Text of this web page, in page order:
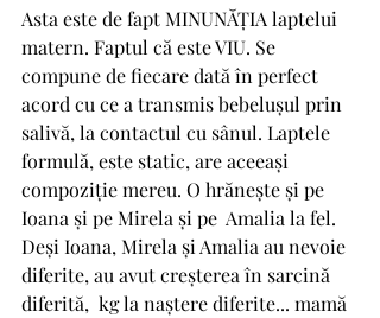
Asta este de fapt MINUNĂȚIA laptelui
matern. Faptul că este VIU. Se
compune de fiecare dată în perfect
acord cu ce a transmis bebelușul prin
salivă, la contactul cu sânul. Laptele
formulă, este static, are aceeași
compoziție mereu. O hrănește și pe
Ioana și pe Mirela și pe  Amalia la fel.
Deși Ioana, Mirela și Amalia au nevoie
diferite, au avut creșterea în sarcină
diferită,  kg la naștere diferite... mamă